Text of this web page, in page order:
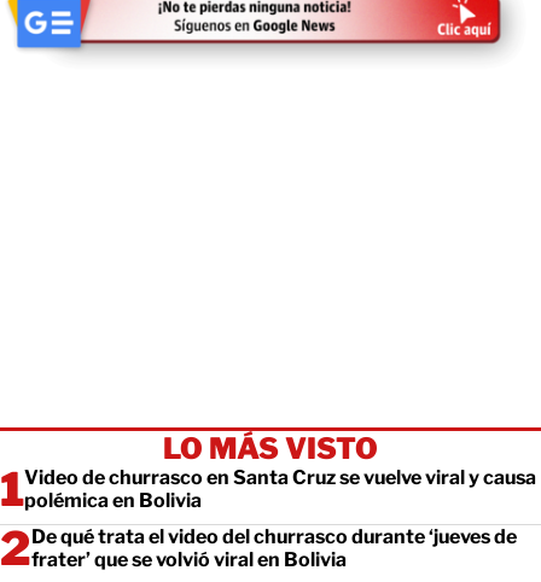
LO MÁS VISTO
Video de churrasco en Santa Cruz se vuelve viral y causa
polémica en Bolivia
De qué trata el video del churrasco durante ‘jueves de
frater’ que se volvió viral en Bolivia